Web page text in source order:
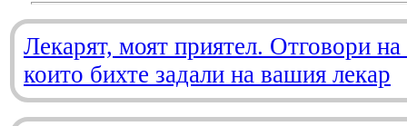
Лекарят, моят приятел. Отговори
които бихте задали на вашия лекар